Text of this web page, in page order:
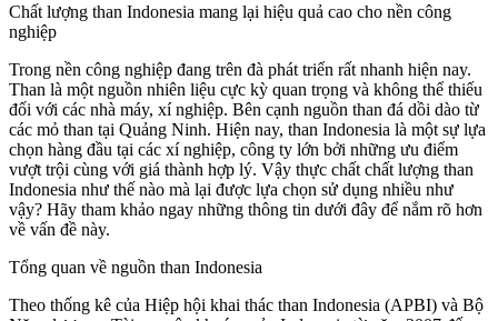
Chất lượng than Indonesia mang lại hiệu quả cao cho nền công
nghiệp
Trong nền công nghiệp đang trên đà phát triển rất nhanh hiện nay.
Than là một nguồn nhiên liệu cực kỳ quan trọng và không thể thiếu
đối với các nhà máy, xí nghiệp. Bên cạnh nguồn than đá dồi dào từ
các mỏ than tại Quảng Ninh. Hiện nay, than Indonesia là một sự lựa
chọn hàng đầu tại các xí nghiệp, công ty lớn bởi những ưu điểm
vượt trội cùng với giá thành hợp lý. Vậy thực chất chất lượng than
Indonesia như thế nào mà lại được lựa chọn sử dụng nhiều như
vậy? Hãy tham khảo ngay những thông tin dưới đây để nắm rõ hơn
về vấn đề này.
Tổng quan về nguồn than Indonesia
Theo thống kê của Hiệp hội khai thác than Indonesia (APBI) và Bộ